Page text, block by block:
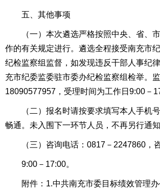
五、其他事项
（一）本次遴选严格按照中央、省、市
作的有关规定进行。遴选全程接受南充市
纪检监察组监督，如发现违反干部人事纪
充市纪委监委驻市委办纪检监察组检举。监
18090577957，受理时间为工作日9:00－
（二）报名时请按要求填写本人手机号
畅通。未入围下一环节人员，不再另行通知
（三）咨询电话：0817－2247860，咨
9:00－17:00。
附件：1.中共南充市委目标绩效管理办